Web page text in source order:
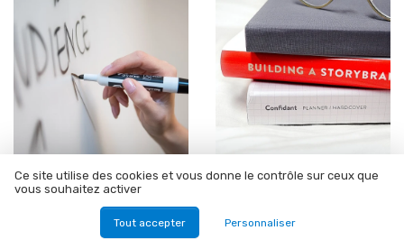
Hébergement et Maintenance Web •
12/03/2026
Comment le prisme de
Kapferer éclaire l’identité de
marque à l’ère du digital
Stratégie de Marketing Digital • 01/12/2025
dans le monde numérique
Ce site utilise des cookies et vous donne le contrôle sur ceux que
vous souhaitez activer
Tout accepter Personnaliser